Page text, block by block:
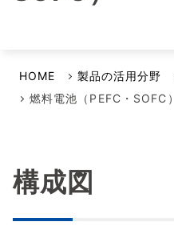
HOME 製品の活用分野
燃料電池（PEFC・SOFC）
構成図